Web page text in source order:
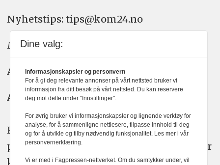
Nyhetstips: tips@kom24.no
Meninger: meninger@kom24.no
Annonse: annonse@watchmedia.no
Abonnement:kom24@watchmedia.no
KOM24 arbeider etter Vær Varsom-
plakatens regler for god presseskikk. Her
kan du lese mer omPFUsarbeid.
Dine valg:
Informasjonskapsler og personvern
For å gi deg relevante annonser på vårt nettsted bruker vi
informasjon fra ditt besøk på vårt nettsted. Du kan reservere
deg mot dette under "Innstillinger".
For øvrig bruker vi informasjonskapsler og lignende verktøy for
analyse, for å sammenligne nettlesere, tilpasse innhold til deg
og for å utvikle og tilby nødvendig funksjonalitet. Les mer i vår
personvernerklæring.
Vi er med i Fagpressen-nettverket. Om du samtykker under, vil